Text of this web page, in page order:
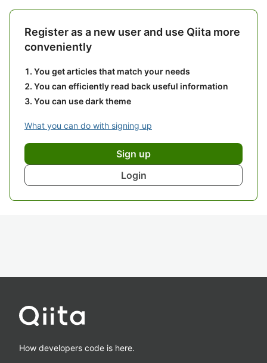
Register as a new user and use Qiita more
conveniently
You get articles that match your needs
You can efficiently read back useful information
You can use dark theme
What you can do with signing up
Sign up
Login
How developers code is here.